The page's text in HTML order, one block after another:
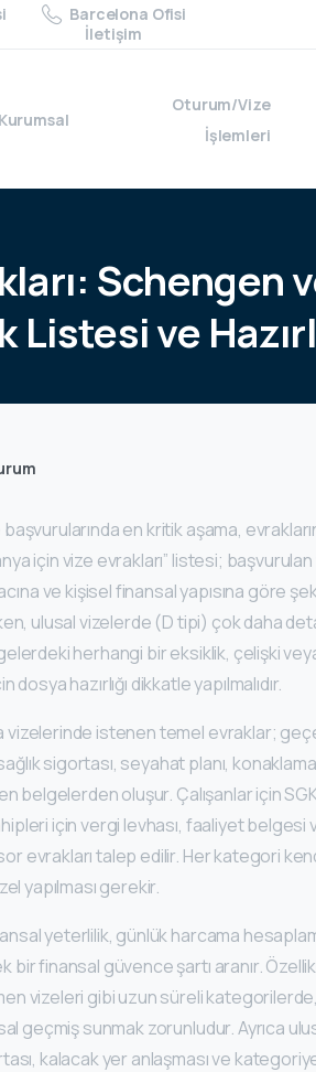
Barcelona Ofisi
İletişim
Kurumsal
Oturum/Vize
İşlemleri
Schengen
Listesive
en kritik aşama,
için vize evrakları” listesi;
ve kişisel finansal yapısına göre
ulusal vizelerde (D tipi) çok daha
herhangi bir eksiklik, çelişki
hazırlığı dikkatle yapılmalıdır.
vizelerinde istenen temel evraklar;
sigortası, seyahat planı,
belgelerden oluşur. Çalışanlar için
için vergi levhası, faaliyet
evrakları talep edilir. Her kategori
yapılması gerekir.
yeterlilik, günlük harcama
bir finansal güvence şartı aranır.
vizeleri gibi uzun süreli
geçmiş sunmak zorunludur. Ayrıca
kalacak yer anlaşması ve